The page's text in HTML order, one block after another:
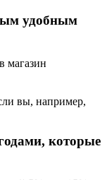
удобным
магазин
вы, например,
которые